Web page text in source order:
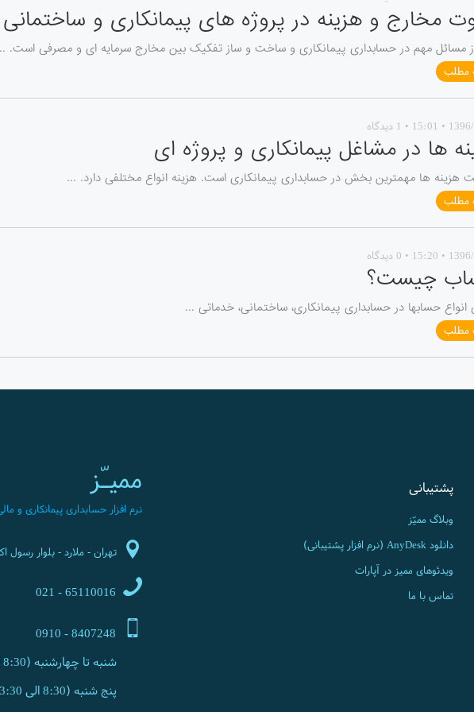
مخارج و هزینه در پروژه های پیمانکاری و ساختمانی
مسائل مهم در حسابداری پیمانکاری و ساخت و ساز تفکیک بین مخارج سرمایه ای و مصرفی است.
مطلب
• 1 دیدگاه
ها در مشاغل پیمانکاری و پروژه ای
هزینه ها مهمترین بخش در حسابداری پیمانکاری است. هزینه انواع مختلفی دارد. ...
مطلب
• 0 دیدگاه
چیست؟
انواع حسابها در حسابداری پیمانکاری، ساختمانی، خدماتی ...
مطلب
پشتیبانی
وبلاگ ممیّز
دانلود AnyDesk (نرم افزار پشتیبانی)
ویدئوهای ممیز در آپارات
تماس با ما
ممیـّز
نرم افزار حسابداری پیمانکاری و
تهران - ملارد - بلوار رسول
شنبه تا چهارشنبه (8:30 الی 17:30)
پنج شنبه (8:30 الی 13:30)